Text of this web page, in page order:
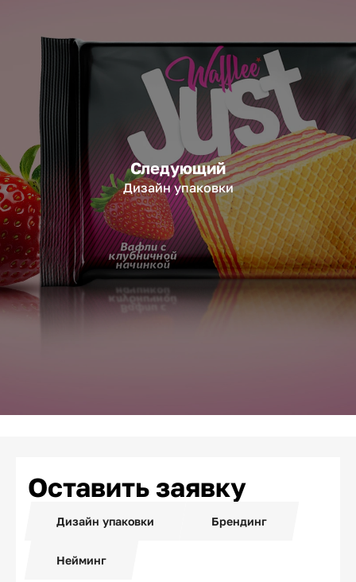
Следующий
Дизайн упаковки
Оставить заявку
Дизайн упаковки Брендинг
Нейминг